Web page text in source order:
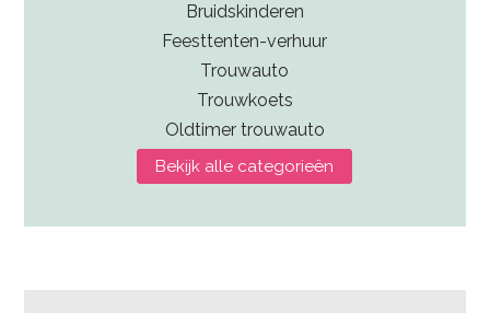
Bruidskinderen
Feesttenten-verhuur
Trouwauto
Trouwkoets
Oldtimer trouwauto
Bekijk alle categorieën